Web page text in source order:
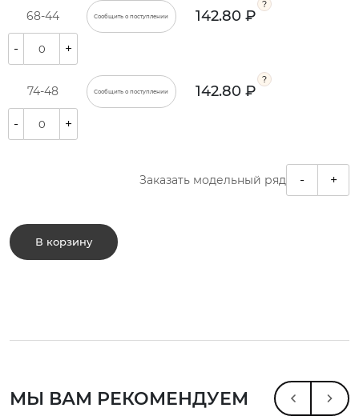
68-44 Сообщить о поступлении 142.80 ₽
- +
74-48 Сообщить о поступлении 142.80 ₽
- +
Заказать модельный ряд - +
В корзину
МЫ ВАМ РЕКОМЕНДУЕМ